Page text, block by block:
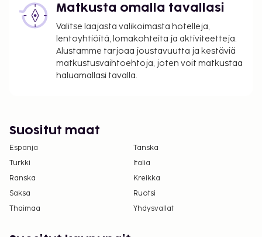
Matkusta omalla tavallasi
Valitse laajasta valikoimasta hotelleja,
lentoyhtiöitä, lomakohteita ja aktiviteetteja.
Alustamme tarjoaa joustavuutta ja kestäviä
matkustusvaihtoehtoja, joten voit matkustaa
haluamallasi tavalla.
Suositut maat
Espanja
Tanska
Turkki
Italia
Ranska
Kreikka
Saksa
Ruotsi
Thaimaa
Yhdysvallat